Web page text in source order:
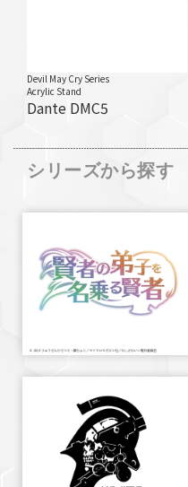
Devil May Cry Series
Acrylic Stand
Dante DMC5
シリーズから探す